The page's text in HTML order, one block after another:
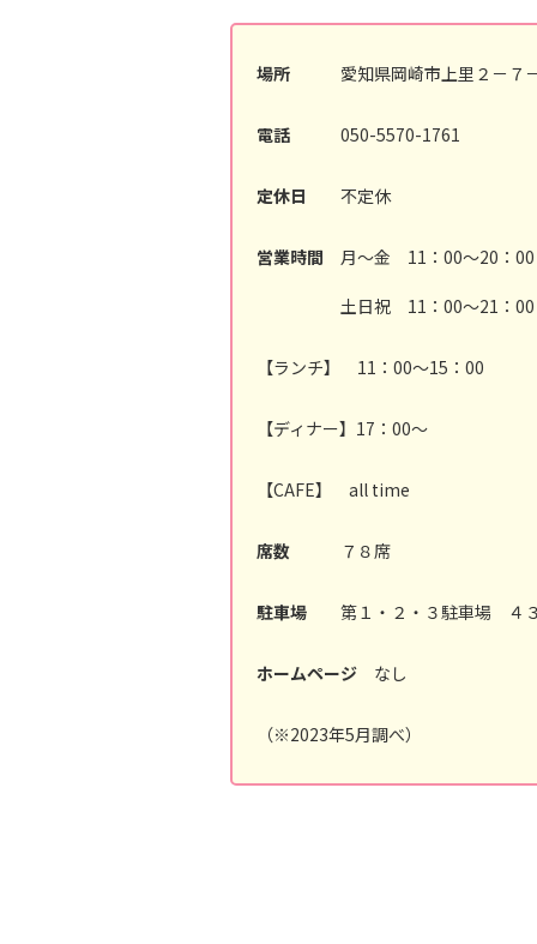
場所 愛知県岡崎市上里２－７
電話 050-5570-1761
定休日 不定休
営業時間 月～金 11：00～20：00
土日祝 11：00～21：00
【ランチ】 11：00～15：00
【ディナー】17：00～
【CAFE】 all time
席数 ７８席
駐車場 第１・２・３駐車場 ４
ホームページ なし
（※2023年5月調べ）